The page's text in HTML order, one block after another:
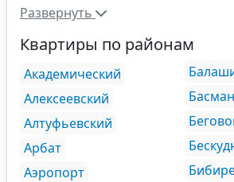
Развернуть
Квартиры по районам
Академический
Алексеевский
Алтуфьевский
Арбат
Аэропорт